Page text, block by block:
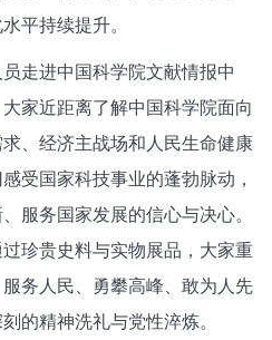
平持续提升。
走进中国科学院文献情报中
家近距离了解中国科学院面向
、经济主战场和人民生命健康
受国家科技事业的蓬勃脉动，
服务国家发展的信心与决心。
珍贵史料与实物展品，大家重
务人民、勇攀高峰、敢为人先
的精神洗礼与党性淬炼。